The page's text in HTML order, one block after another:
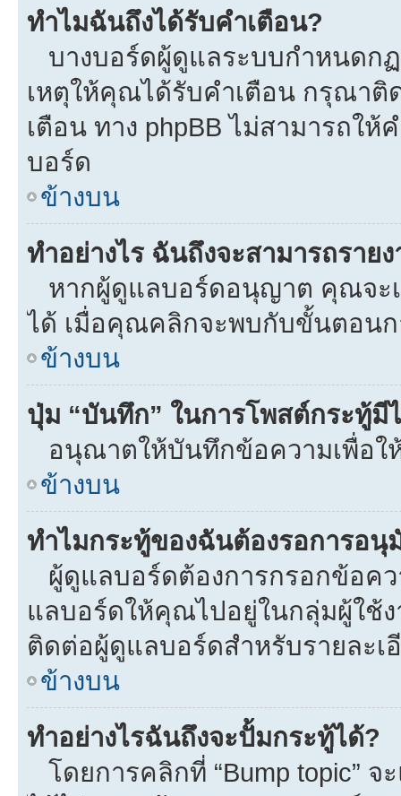
ทำไมฉันถึงได้รับคำเตือน?
บางบอร์ดผู้ดูแลระบบกำหนดก
เหตุให้คุณได้รับคำเตือน กรุณา
เตือน ทาง phpBB ไม่สามารถใ
บอร์ด
ข้างบน
ทำอย่างไร ฉันถึงจะสามารถรา
หากผู้ดูแลบอร์ดอนุญาต คุณจะเ
ได้ เมื่อคุณคลิกจะพบกับขั้นตอนก
ข้างบน
ปุ่ม “บันทึก” ในการโพสต์กระทู้มี
อนุณาตให้บันทึกข้อความเพื่อใ
ข้างบน
ทำไมกระทู้ของฉันต้องรอการอนุ
ผู้ดูแลบอร์ดต้องการกรอกข้อค
แลบอร์ดให้คุณไปอยู่ในกลุ่มผู้ใช้
ติดต่อผู้ดูแลบอร์ดสำหรับรายละเ
ข้างบน
ทำอย่างไรฉันถึงจะปั้มกระทู้ได้?
โดยการคลิกที่ “Bump topic”